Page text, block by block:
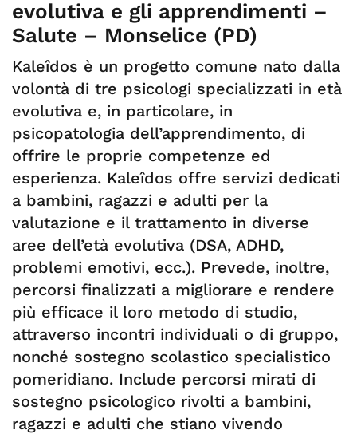
evolutiva e gli apprendimenti –
Salute – Monselice (PD)
Kaleîdos è un progetto comune nato dalla
volontà di tre psicologi specializzati in età
evolutiva e, in particolare, in
psicopatologia dell’apprendimento, di
offrire le proprie competenze ed
esperienza. Kaleîdos offre servizi dedicati
a bambini, ragazzi e adulti per la
valutazione e il trattamento in diverse
aree dell’età evolutiva (DSA, ADHD,
problemi emotivi, ecc.). Prevede, inoltre,
percorsi finalizzati a migliorare e rendere
più efficace il loro metodo di studio,
attraverso incontri individuali o di gruppo,
nonché sostegno scolastico specialistico
pomeridiano. Include percorsi mirati di
sostegno psicologico rivolti a bambini,
ragazzi e adulti che stiano vivendo